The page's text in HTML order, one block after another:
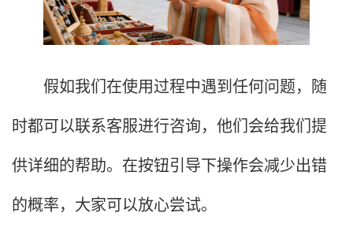
假如我们在使用过程中遇到任何问题，随
时都可以联系客服进行咨询，他们会给我们提
供详细的帮助。在按钮引导下操作会减少出错
的概率，大家可以放心尝试。